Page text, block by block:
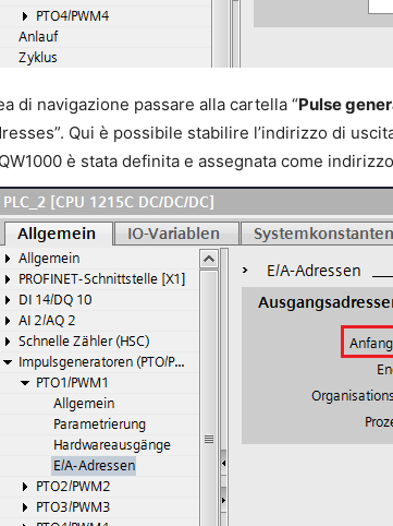
di navigazione passare alla cartella “Pulse
Qui è possibile stabilire l’indirizzo di
è stata definita e assegnata come